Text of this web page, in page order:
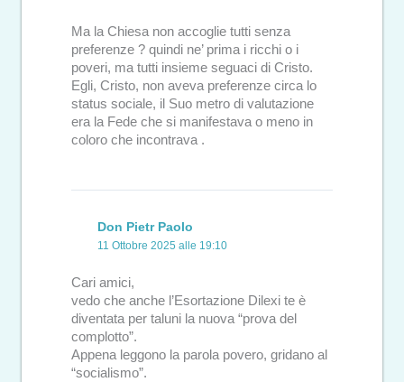
Ma la Chiesa non accoglie tutti senza
preferenze ? quindi ne’ prima i ricchi o i
poveri, ma tutti insieme seguaci di Cristo.
Egli, Cristo, non aveva preferenze circa lo
status sociale, il Suo metro di valutazione
era la Fede che si manifestava o meno in
coloro che incontrava .
Don Pietr Paolo
11 Ottobre 2025 alle 19:10
Cari amici,
vedo che anche l’Esortazione Dilexi te è
diventata per taluni la nuova “prova del
complotto”.
Appena leggono la parola povero, gridano al
“socialismo”.